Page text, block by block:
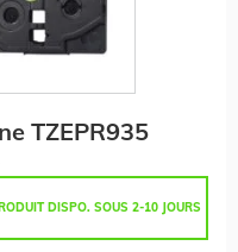
TZEPR935
DISPO. SOUS 2-10 JOURS